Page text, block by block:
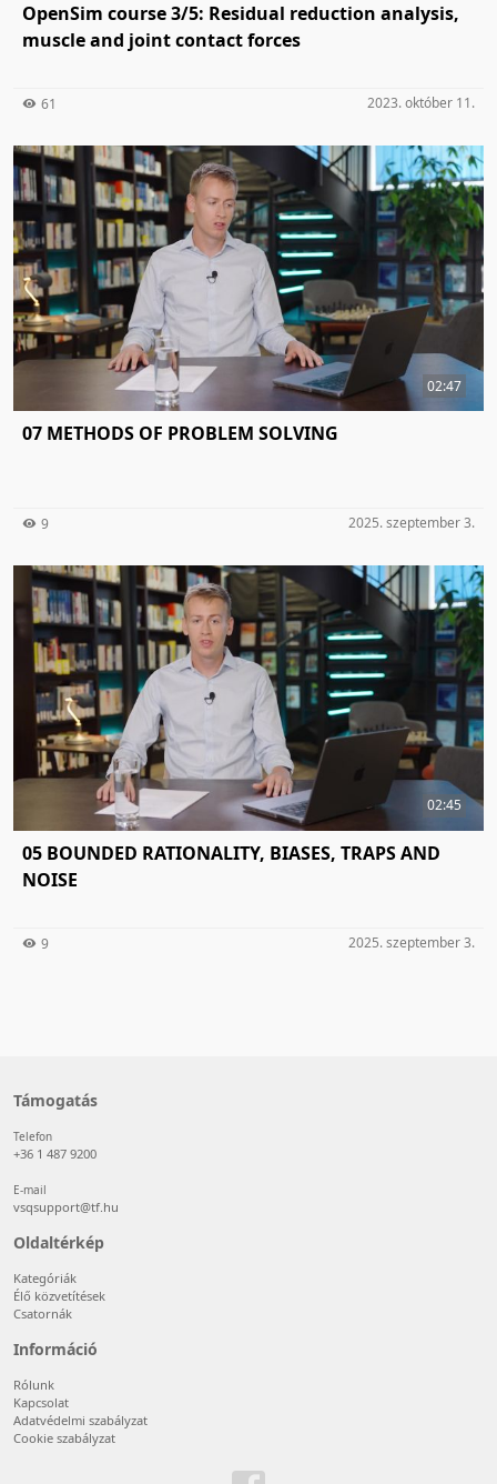
OpenSim course 3/5: Residual reduction analysis,
muscle and joint contact forces
61 2023. október 11.
02:47
07 METHODS OF PROBLEM SOLVING
9 2025. szeptember 3.
02:45
05 BOUNDED RATIONALITY, BIASES, TRAPS AND
NOISE
9 2025. szeptember 3.
Támogatás
Telefon
+36 1 487 9200
E-mail
vsqsupport@tf.hu
Oldaltérkép
Kategóriák
Élő közvetítések
Csatornák
Információ
Rólunk
Kapcsolat
Adatvédelmi szabályzat
Cookie szabályzat